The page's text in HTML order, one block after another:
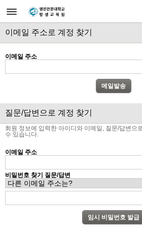
이메일 주소로 계정 찾기
이메일 주소
질문/답변으로 계정 찾기
회원 정보에 입력한 아이디와 이메일, 질문/답변으
수 있습니다.
이메일 주소
비밀번호 찾기 질문/답변